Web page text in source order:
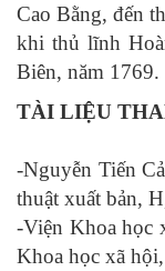
Cao Bằng, đến
khi thủ lĩnh
Biên, năm 1769.
TÀI LIỆU
-Nguyễn Tiến
thuật xuất bản,
-Viện Khoa học
Khoa học xã